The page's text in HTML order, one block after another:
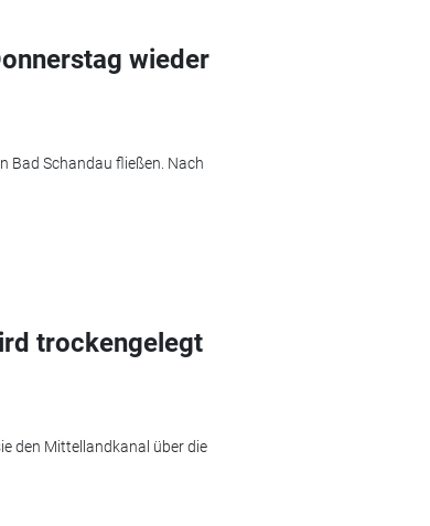
wieder
Bad Schandau fließen. Nach
trockengelegt
den Mittellandkanal über die